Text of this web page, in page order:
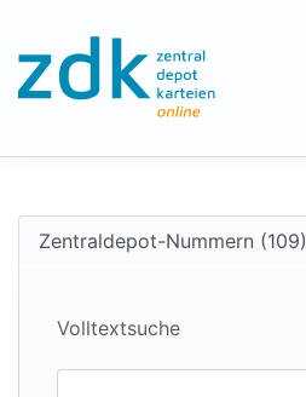
Zentraldepot-Nummern (109)
Volltextsuche